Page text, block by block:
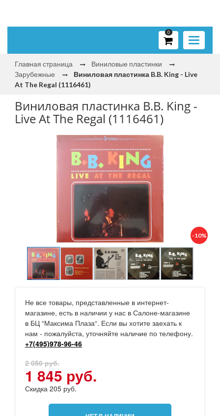
Toggle
0
Главная страница
Виниловые пластинки
Зарубежные
Виниловая пластинка B.B. King - Live
At The Regal (1116461)
Виниловая пластинка B.B. King -
Live At The Regal (1116461)
-10%
Не все товары, представленные в интернет-
магазине, есть в наличии у нас в Салоне-магазине
в БЦ “Максима Плаза“. Если вы хотите заехать к
нам - пожалуйста, уточняйте наличие по телефону.
+7(495)978-96-46
2 050 руб.
1 845 руб.
Скидка 205 руб.